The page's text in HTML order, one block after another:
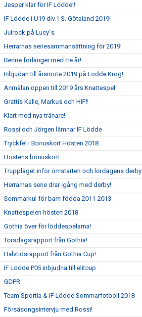
Jesper klar för IF Lödde!!
IF Lödde i U19 div.1 S. Götaland 2019!
Julrock på Lucy´s
Herrarnas seriesammansättning för 2019!
Benne förlänger med tre år!
Inbjudan till årsmöte 2019 på Lödde Krog!
Anmälan öppen till 2019 års Knattespel
Grattis Kalle, Markus och HIF!!
Klart med nya tränare!
Rossi och Jörgen lämnar IF Lödde
Tryckfel i Bonuskort Hösten 2018
Höstens bonuskort
Truppläget inför omstarten och lördagens derby
Herrarnas serie drar igång med derby!
Sommarkul för barn födda 2011-2013
Knattespelen hösten 2018
Gothia över för löddespelarna!
Torsdagsrapport från Gothia!
Halvtidsrapport från Gothia Cup!
IF Lödde P05 inbjudna till elitcup
GDPR
Team Sportia & IF Lödde Sommarfotboll 2018
Försäsongsintervju med Rossi!